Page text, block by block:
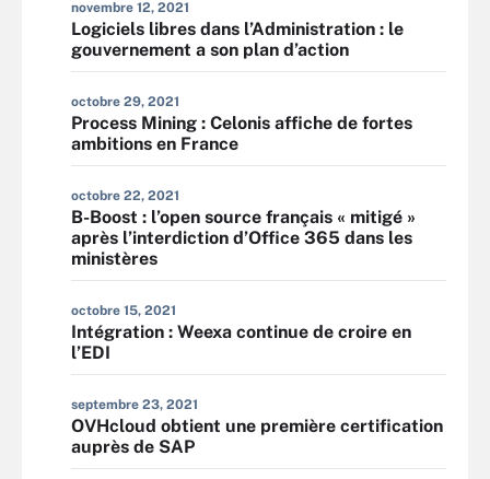
novembre 12, 2021
Logiciels libres dans l’Administration : le
gouvernement a son plan d’action
octobre 29, 2021
Process Mining : Celonis affiche de fortes
ambitions en France
octobre 22, 2021
B-Boost : l’open source français « mitigé »
après l’interdiction d’Office 365 dans les
ministères
octobre 15, 2021
Intégration : Weexa continue de croire en
l’EDI
septembre 23, 2021
OVHcloud obtient une première certification
auprès de SAP